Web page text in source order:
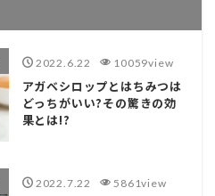
2022.6.22 10059view
アガベシロップとはちみつは
どっちがいい?その驚きの効
果とは!?
2022.7.22 5861view